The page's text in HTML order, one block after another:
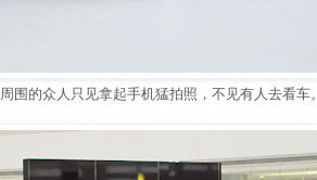
周围的众人只见拿起手机猛拍照，不见有人去看车。